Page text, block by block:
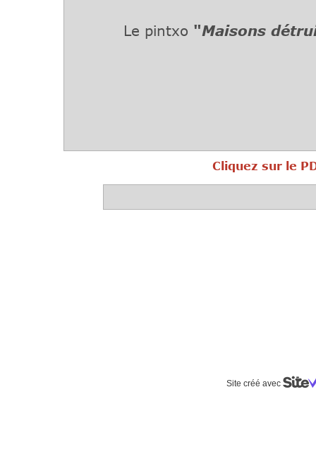
Le pintxo "Maisons
Cliquez sur le PDF
Site créé avec